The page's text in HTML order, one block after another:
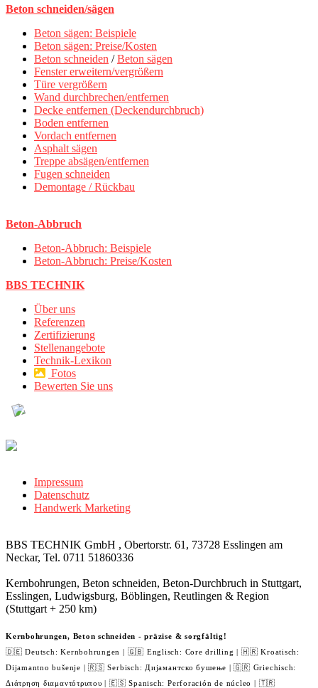
Beton schneiden/sägen
Beton sägen: Beispiele
Beton sägen: Preise/Kosten
Beton schneiden /Beton sägen
Fenster erweitern/vergrößern
Türe vergrößern
Wand durchbrechen/entfernen
Decke entfernen (Deckendurchbruch)
Boden entfernen
Vordach entfernen
Asphalt sägen
Treppe absägen/entfernen
Fugen schneiden
Demontage / Rückbau
Beton-Abbruch
Beton-Abbruch: Beispiele
Beton-Abbruch: Preise/Kosten
BBS TECHNIK
Über uns
Referenzen
Zertifizierung
Stellenangebote
Technik-Lexikon
Fotos
Bewerten Sie uns
Impressum
Datenschutz
Handwerk Marketing
BBS TECHNIK GmbH , Obertorstr. 61, 73728 Esslingen am
Neckar, Tel. 0711 51860336
Kernbohrungen, Beton schneiden, Beton-Durchbruch in Stuttgart,
Esslingen, Ludwigsburg, Böblingen, Reutlingen & Region
(Stuttgart + 250 km)
Kernbohrungen, Beton schneiden - präzise & sorgfältig!
🇩🇪 Deutsch: Kernbohrungen | 🇬🇧 Englisch: Core drilling | 🇭🇷 Kroatisch:
Dijamantno bušenje | 🇷🇸 Serbisch: Дијамантско бушење | 🇬🇷 Griechisch:
Διάτρηση διαμαντότρυπου | 🇪🇸 Spanisch: Perforación de núcleo | 🇹🇷